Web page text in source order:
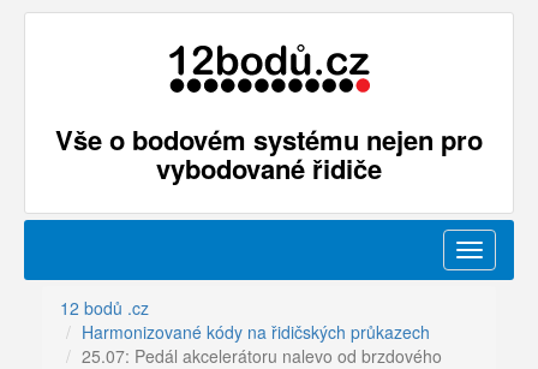
Vše o bodovém systému nejen pro
vybodované řidiče
Menu
12 bodů .cz
Harmonizované kódy na řidičských průkazech
25.07: Pedál akcelerátoru nalevo od brzdového